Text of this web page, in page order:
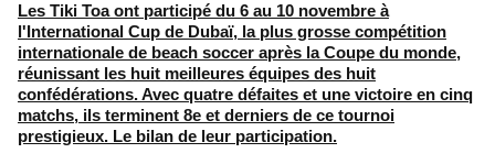
Les Tiki Toa ont participé du 6 au 10 novembre à
l'International Cup de Dubaï, la plus grosse compétition
internationale de beach soccer après la Coupe du monde,
réunissant les huit meilleures équipes des huit
confédérations. Avec quatre défaites et une victoire en cinq
matchs, ils terminent 8e et derniers de ce tournoi
prestigieux. Le bilan de leur participation.